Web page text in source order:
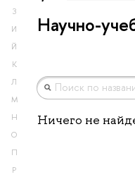
З
И
Й
К
Л
М
Н
О
П
Р
Научно-
Ничего не